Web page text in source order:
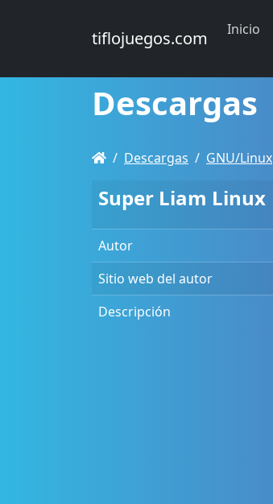
tiflojuegos.com Inicio
Descargas
Descargas GNU/Linux
Super Liam Linux
Autor
Sitio web del autor
Descripción